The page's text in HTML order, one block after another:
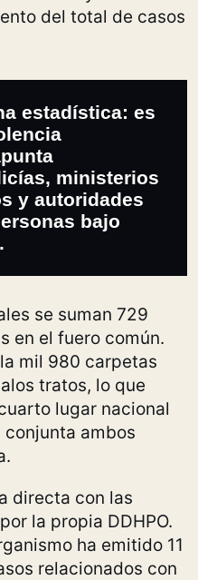
del total de casos
estadística: es
ministerios
y autoridades
bajo
se suman 729
en el fuero común.
mil 980 carpetas
tratos, lo que
lugar nacional
ambos
directa con las
la propia DDHPO.
ha emitido 11
relacionados con